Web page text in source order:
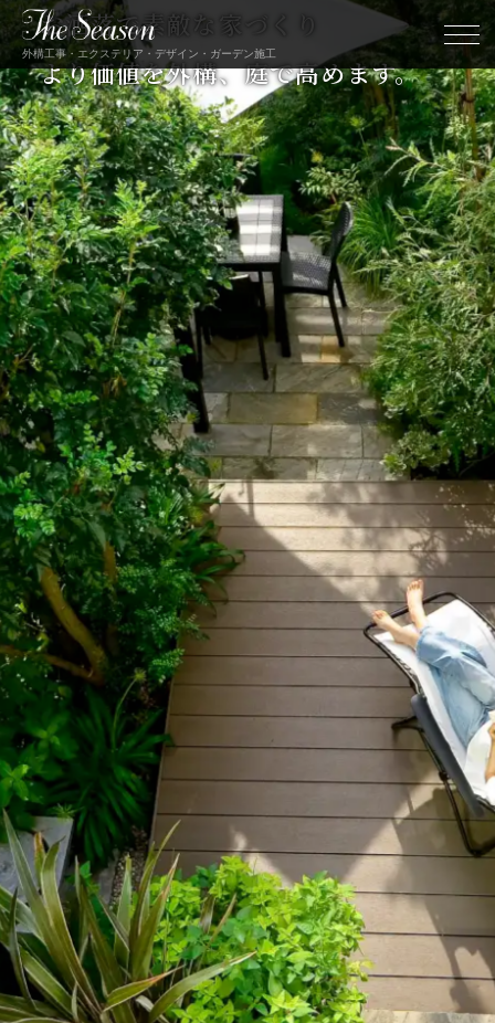
外構工事・エクステリア・デザイン・ガーデン施工
お洒落で素敵な家づくり
より価値を外構、庭で高めます。